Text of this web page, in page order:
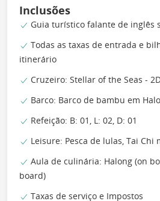
Inclusões
Guia turístico falante de inglês
Todas as taxas de entrada e
itinerário
Cruzeiro: Stellar of the Seas -
Barco: Barco de bambu em
Refeição: B: 01, L: 02, D: 01
Leisure: Pesca de lulas, Tai Chi
Aula de culinária: Halong (on
board)
Taxas de serviço e Impostos